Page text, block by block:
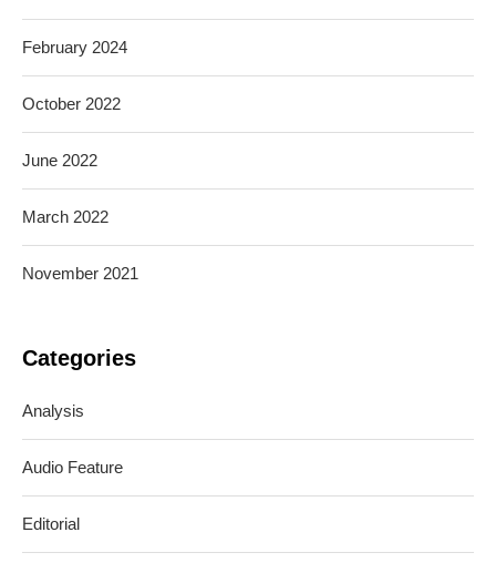
February 2024
October 2022
June 2022
March 2022
November 2021
Categories
Analysis
Audio Feature
Editorial